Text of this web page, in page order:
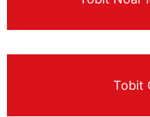
Tobit